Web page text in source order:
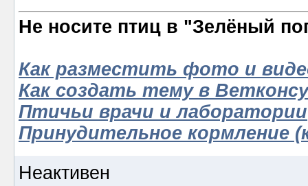
Не носите птиц в "Зелёный
Как разместить фото и
Как создать тему в
Птичьи врачи и лаборатории
Принудительное кормление
Неактивен